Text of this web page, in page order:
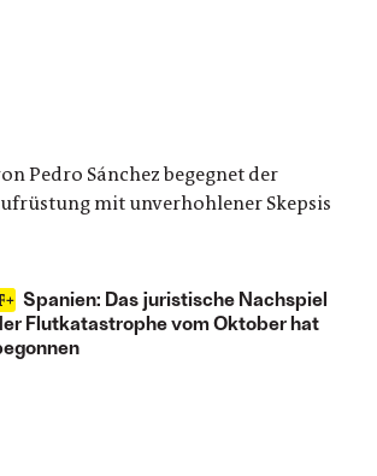
Pedro Sánchez begegnet der
mit unverhohlener Skepsis
Spanien: Das juristische Nachspiel
Flutkatastrophe vom Oktober hat